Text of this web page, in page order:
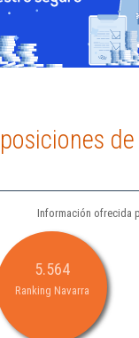
Información ofrecida
5.564
Ranking Navarra